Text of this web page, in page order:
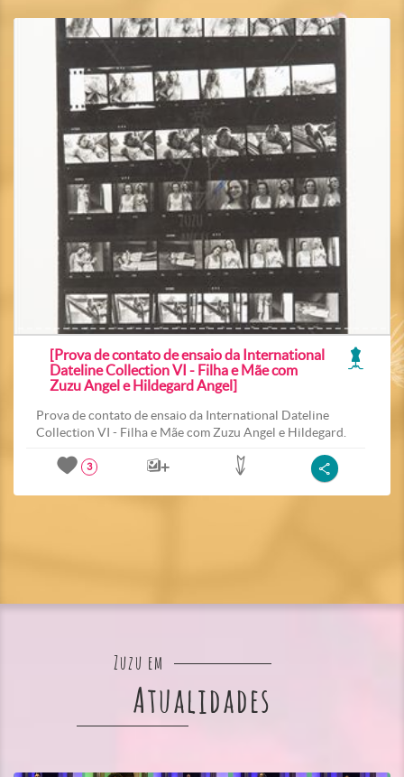
[Prova de contato de ensaio da International
Dateline Collection VI - Filha e Mãe com
Zuzu Angel e Hildegard Angel]
Prova de contato de ensaio da International Dateline
Collection VI - Filha e Mãe com Zuzu Angel e Hildegard.
3
Zuzu em
Atualidades